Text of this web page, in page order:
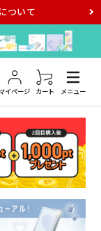
ついて
マイページ カート メニュー
メガネ